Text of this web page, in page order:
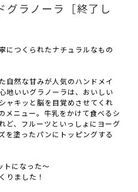
グラノーラ［終了し
につくられたナチュラルなもの
自然な甘みが人気のハンドメイ
地いいグラノーラは、おいしい
ャキッと脳を目覚めさせてくれ
メニュー。牛乳をかけて食べるシ
ど、フルーツといっしょにヨーグ
を塗ったパンにトッピングする
トになった～
りました！